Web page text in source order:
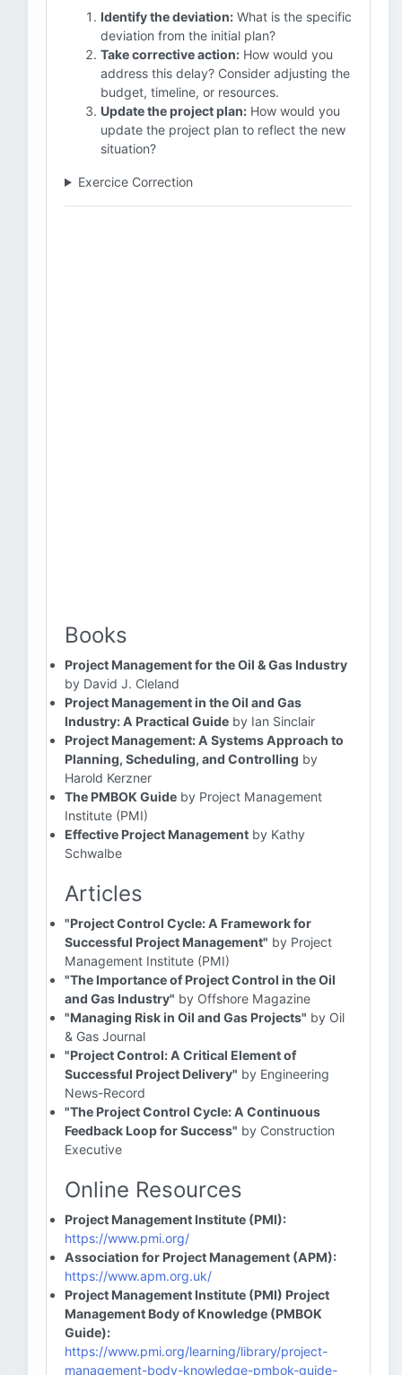
Identify the deviation: What is the specific
deviation from the initial plan?
Take corrective action: How would you
address this delay? Consider adjusting the
budget, timeline, or resources.
Update the project plan: How would you
update the project plan to reflect the new
situation?
Exercice Correction
Books
Project Management for the Oil & Gas Industry
by David J. Cleland
Project Management in the Oil and Gas
Industry: A Practical Guide by Ian Sinclair
Project Management: A Systems Approach to
Planning, Scheduling, and Controlling by
Harold Kerzner
The PMBOK Guide by Project Management
Institute (PMI)
Effective Project Management by Kathy
Schwalbe
Articles
"Project Control Cycle: A Framework for
Successful Project Management" by Project
Management Institute (PMI)
"The Importance of Project Control in the Oil
and Gas Industry" by Offshore Magazine
"Managing Risk in Oil and Gas Projects" by Oil
& Gas Journal
"Project Control: A Critical Element of
Successful Project Delivery" by Engineering
News-Record
"The Project Control Cycle: A Continuous
Feedback Loop for Success" by Construction
Executive
Online Resources
Project Management Institute (PMI):
https://www.pmi.org/
Association for Project Management (APM):
https://www.apm.org.uk/
Project Management Institute (PMI) Project
Management Body of Knowledge (PMBOK
Guide):
https://www.pmi.org/learning/library/project-
management-body-knowledge-pmbok-guide-